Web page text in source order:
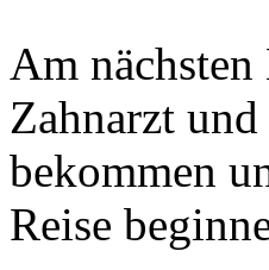
Am
Zahnarzt
bekommen
Reise